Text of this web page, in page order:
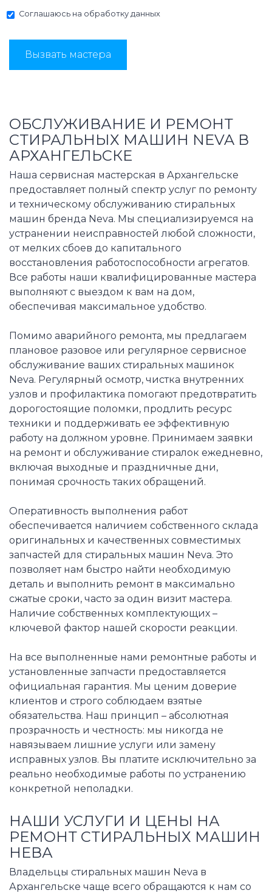
Соглашаюсь на обработку данных
Вызвать мастера
ОБСЛУЖИВАНИЕ И РЕМОНТ
СТИРАЛЬНЫХ МАШИН NEVA В
АРХАНГЕЛЬСКЕ
Наша сервисная мастерская в Архангельске
предоставляет полный спектр услуг по ремонту
и техническому обслуживанию стиральных
машин бренда Neva. Мы специализируемся на
устранении неисправностей любой сложности,
от мелких сбоев до капитального
восстановления работоспособности агрегатов.
Все работы наши квалифицированные мастера
выполняют с выездом к вам на дом,
обеспечивая максимальное удобство.
Помимо аварийного ремонта, мы предлагаем
плановое разовое или регулярное сервисное
обслуживание ваших стиральных машинок
Neva. Регулярный осмотр, чистка внутренних
узлов и профилактика помогают предотвратить
дорогостоящие поломки, продлить ресурс
техники и поддерживать ее эффективную
работу на должном уровне. Принимаем заявки
на ремонт и обслуживание стиралок ежедневно,
включая выходные и праздничные дни,
понимая срочность таких обращений.
Оперативность выполнения работ
обеспечивается наличием собственного склада
оригинальных и качественных совместимых
запчастей для стиральных машин Neva. Это
позволяет нам быстро найти необходимую
деталь и выполнить ремонт в максимально
сжатые сроки, часто за один визит мастера.
Наличие собственных комплектующих –
ключевой фактор нашей скорости реакции.
На все выполненные нами ремонтные работы и
установленные запчасти предоставляется
официальная гарантия. Мы ценим доверие
клиентов и строго соблюдаем взятые
обязательства. Наш принцип – абсолютная
прозрачность и честность: мы никогда не
навязываем лишние услуги или замену
исправных узлов. Вы платите исключительно за
реально необходимые работы по устранению
конкретной неполадки.
НАШИ УСЛУГИ И ЦЕНЫ НА
РЕМОНТ СТИРАЛЬНЫХ МАШИН
НЕВА
Владельцы стиральных машин Neva в
Архангельске чаще всего обращаются к нам со